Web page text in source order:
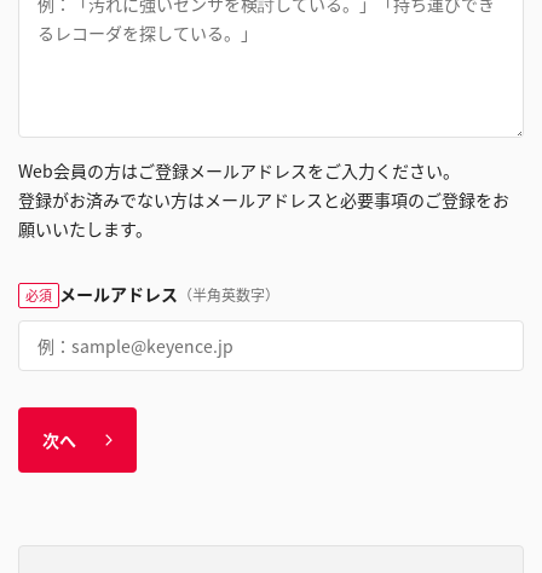
Web会員の方はご登録メールアドレスをご入力ください。
登録がお済みでない方はメールアドレスと必要事項のご登録をお
願いいたします。
必須 メールアドレス （半角英数字）
次へ